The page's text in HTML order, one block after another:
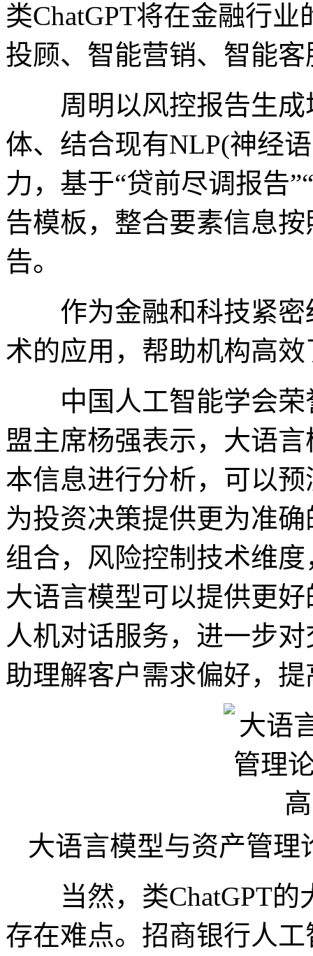
类ChatGPT将在金融行
投顾、智能营销、智能
周明以风控报告生成
体、结合现有NLP(神经
力，基于“贷前尽调报告
告模板，整合要素信息
告。
作为金融和科技紧密
术的应用，帮助机构高
中国人工智能学会荣
盟主席杨强表示，大语
本信息进行分析，可以
为投资决策提供更为准
组合，风险控制技术维
大语言模型可以提供更
人机对话服务，进一步
助理解客户需求偏好，
大语言模型与资产管
当然，类ChatGPT的
存在难点。招商银行人